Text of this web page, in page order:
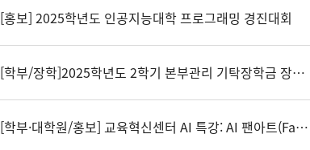
[홍보] 2025학년도 인공지능대학 프로그래밍 경진대회
[학부/장학]2025학년도 2학기 본부관리 기탁장학금 장학생 추천 의뢰(11/17 수정)
[학부·대학원/홍보] 교육혁신센터 AI 특강: AI 팬아트(Fan Art), 창작인가 침해인가?